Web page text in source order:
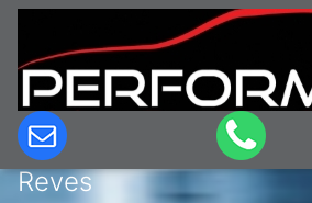
Optimisation &
moteur à domicile en
Reves